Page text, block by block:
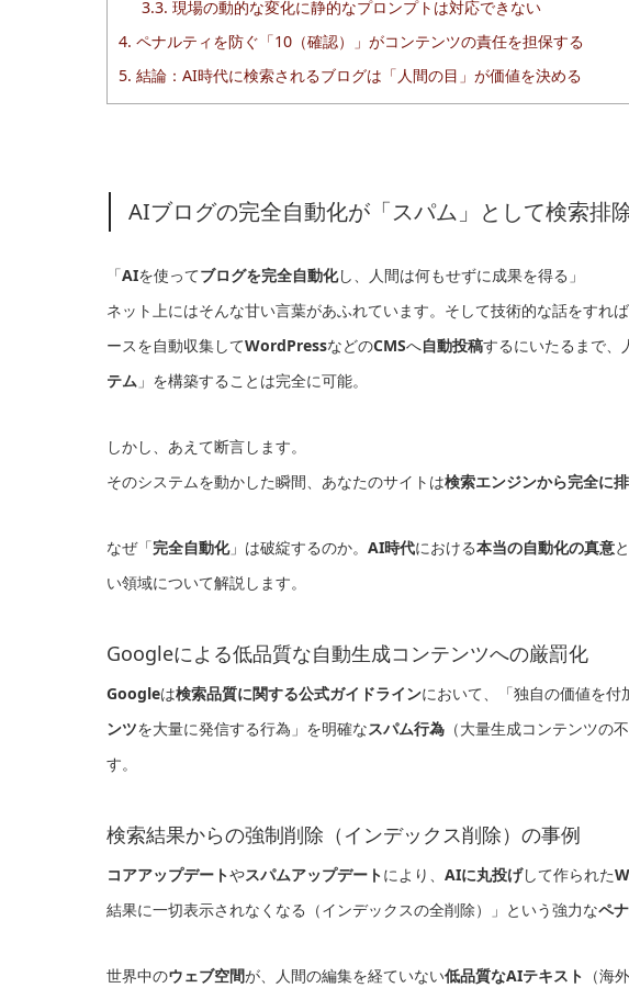
3.3. 現場の動的な変化に静的なプロンプトは対応できない
4. ペナルティを防ぐ「10（確認）」がコンテンツの責任を担保する
5. 結論：AI時代に検索されるブログは「人間の目」が価値を決める
AIブログの完全自動化が「スパム」として検索排
「AIを使ってブログを完全自動化し、人間は何もせずに成果を得る」
ネット上にはそんな甘い言葉があふれています。そして技術的な話をすれ
ースを自動収集してWordPressなどのCMSへ自動投稿するにいたるまで
テム 」を構築することは完全に可能。
しかし、あえて断言します。
そのシステムを動かした瞬間、あなたのサイトは検索エンジンから完全に
なぜ「完全自動化」は破綻するのか。 AI時代における本当の自動化の真意
い領域について解説します。
Googleによる低品質な自動生成コンテンツへの厳罰化
Googleは検索品質に関する公式ガイドラインにおいて、「独自の価値を
ンツを大量に発信する行為」を明確なスパム行為 （大量生成コンテンツ
す。
検索結果からの強制削除（インデックス削除）の事例
コアアップデートやスパムアップデートにより、 AIに丸投げして作られた
結果に一切表示されなくなる（インデックスの全削除）」という強力なペ
世界中のウェブ空間が、人間の編集を経ていない低品質なAIテキスト （海